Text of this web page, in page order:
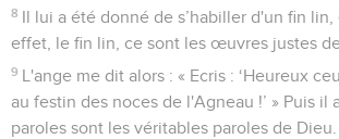
8 Il lui a été donné de s’habiller d'un fin lin,
effet, le fin lin, ce sont les œuvres justes
9 L'ange me dit alors : « Ecris : ‘Heureux
au festin des noces de l'Agneau !’ » Puis il
paroles sont les véritables paroles de Dieu.